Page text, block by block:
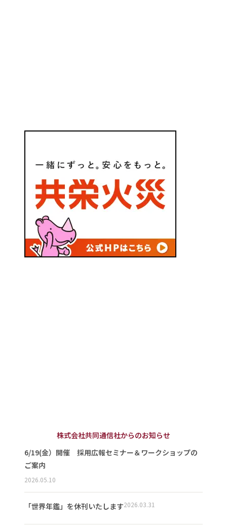
株式会社共同通信社からのお知らせ
6/19(金）開催 採用広報セミナー＆ワークショップの
ご案内
2026.05.10
「世界年鑑」を休刊いたします2026.03.31